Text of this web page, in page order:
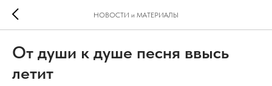
НОВОСТИ и МАТЕРИАЛЫ
От души к душе песня ввысь
летит